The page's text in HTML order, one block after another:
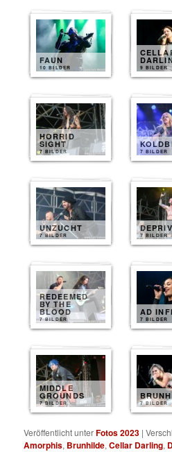
FAUN
10 BILDER 9 BILDER
HORRID
SIGHT
7 BILDER 7 BILDER
UNZUCHT
7 BILDER 7 BILDER
REDEEMED
BY THE
BLOOD
7 BILDER
AD
7 BILDER
MIDDLE
GROUNDS
7 BILDER 7 BILDER
Veröffentlicht unterFotos 2023 |
Amorphis, Brunhilde,Cellar Darling,